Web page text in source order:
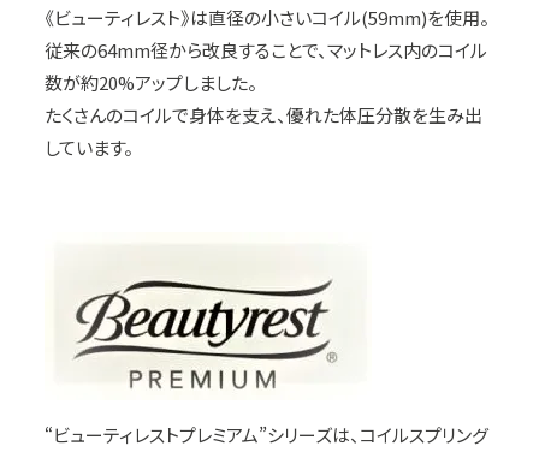
《ビューティレスト》は直径の小さいコイル(59mm)を使用。
従来の64mm径から改良することで、マットレス内のコイル
数が約20%アップしました。
たくさんのコイルで身体を支え、優れた体圧分散を生み出
しています。
“ビューティレストプレミアム”シリーズは、コイルスプリング